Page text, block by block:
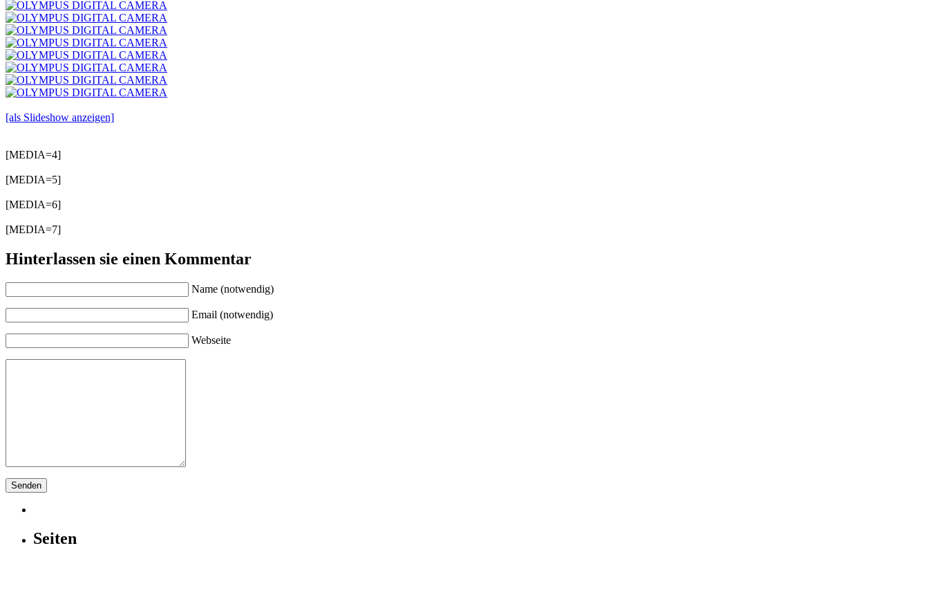
[als Slideshow anzeigen]
[MEDIA=4]
[MEDIA=5]
[MEDIA=6]
[MEDIA=7]
Hinterlassen sie einen Kommentar
Name (notwendig)
Email (notwendig)
Webseite
Seiten